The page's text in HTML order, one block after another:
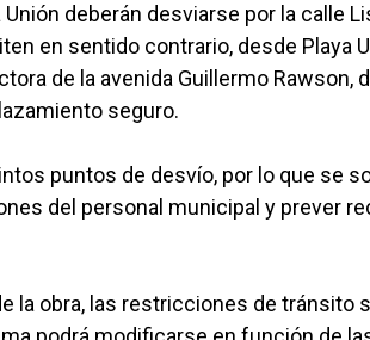
deberán desviarse por la calle
en sentido contrario, desde Playa
de la avenida Guillermo Rawson,
seguro.
puntos de desvío, por lo que se
del personal municipal y prever
la obra, las restricciones de tránsito